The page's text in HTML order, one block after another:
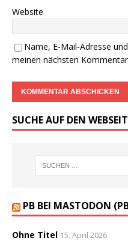
Website
Name, E-Mail-Adresse
meinen nächsten
SUCHE AUF DEN
PB BEI MASTODON
Ohne Titel 15. April 2026